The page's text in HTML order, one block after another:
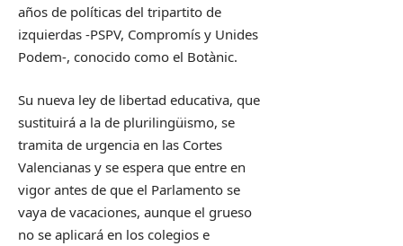
años de políticas del tripartito de
izquierdas -PSPV, Compromís y Unides
Podem-, conocido como el Botànic.
Su nueva ley de libertad educativa, que
sustituirá a la de plurilingüismo, se
tramita de urgencia en las Cortes
Valencianas y se espera que entre en
vigor antes de que el Parlamento se
vaya de vacaciones, aunque el grueso
no se aplicará en los colegios e